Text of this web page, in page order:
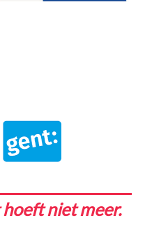
niet meer.